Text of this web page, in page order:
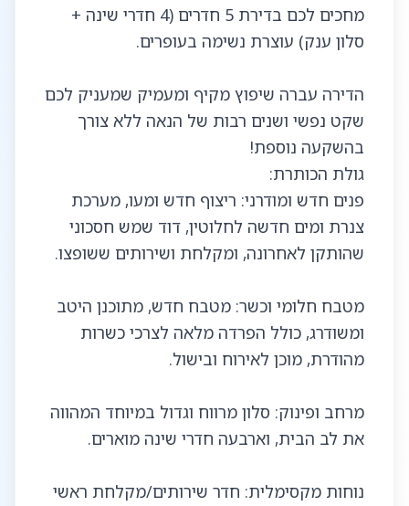
מחכים לכם בדירת 5 חדרים (4 חדרי שינה +
הדירה עברה שיפוץ מקיף ומעמיק שמעניק לכם
שקט נפשי ושנים רבות של הנאה ללא צורך
פנים חדש ומודרני: ריצוף חדש ומעו, מערכת
צנרת ומים חדשה לחלוטין, דוד שמש חסכוני
מטבח חלומי וכשר: מטבח חדש, מתוכנן היטב
ומשודרג, כולל הפרדה מלאה לצרכי כשרות
מרחב ופינוק: סלון מרווח וגדול במיוחד המהווה
נוחות מקסימלית: חדר שירותים/מקלחת ראשי